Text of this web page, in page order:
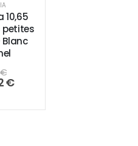
petites
Blanc
€
€